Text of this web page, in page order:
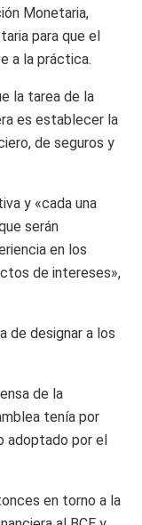
Monetaria,
para que el
a la práctica.
la tarea de la
es establecer la
de seguros y
y «cada una
serán
en los
de intereses»,
de designar a los
de la
tenía por
adoptado por el
en torno a la